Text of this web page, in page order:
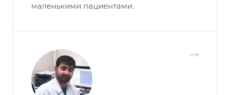
маленькими пациентами.